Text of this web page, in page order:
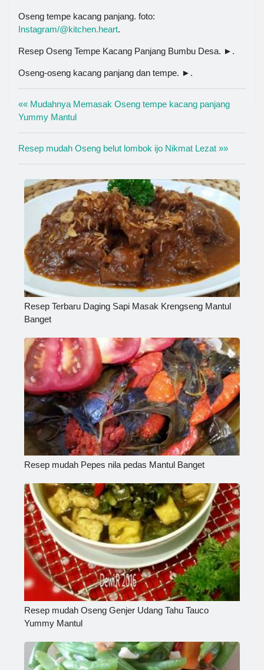
Oseng tempe kacang panjang. foto:
Instagram/@kitchen.heart.
Resep Oseng Tempe Kacang Panjang Bumbu Desa. ►.
Oseng-oseng kacang panjang dan tempe. ►.
«« Mudahnya Memasak Oseng tempe kacang panjang
Yummy Mantul
Resep mudah Oseng belut lombok ijo Nikmat Lezat »»
Resep Terbaru Daging Sapi Masak Krengseng Mantul
Banget
Resep mudah Pepes nila pedas Mantul Banget
Resep mudah Oseng Genjer Udang Tahu Tauco
Yummy Mantul